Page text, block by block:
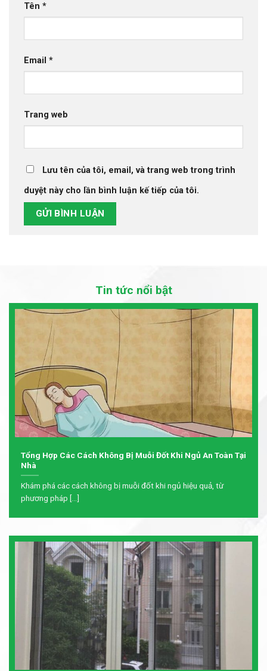
Tên *
Email *
Trang web
Lưu tên của tôi, email, và trang web trong trình
duyệt này cho lần bình luận kế tiếp của tôi.
Tin tức nổi bật
Tổng Hợp Các Cách Không Bị Muỗi Đốt Khi Ngủ An Toàn Tại
Nhà
Khám phá các cách không bị muỗi đốt khi ngủ hiệu quả, từ
phương pháp [...]